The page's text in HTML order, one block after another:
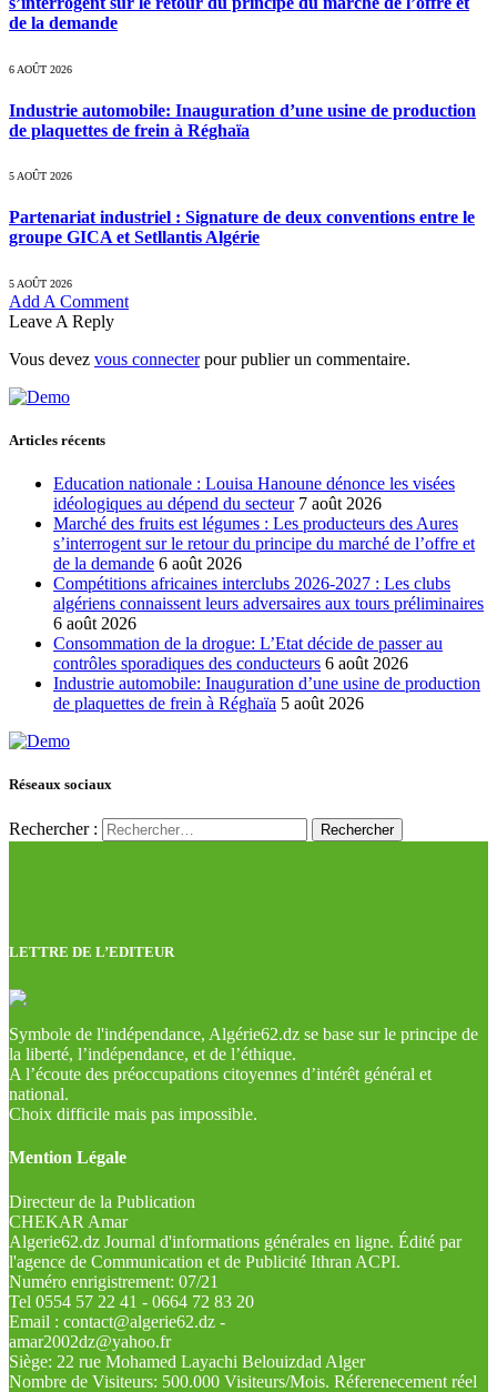
de la demande
6 AOÛT 2026
Industrie automobile: Inauguration d’une usine de production
de plaquettes de frein à Réghaïa
5 AOÛT 2026
Partenariat industriel : Signature de deux conventions entre le
groupe GICA et Setllantis Algérie
5 AOÛT 2026
Add A Comment
Leave A Reply
Vous devez vous connecterpour publier un commentaire.
Articles récents
Education nationale : Louisa Hanoune dénonce les visées
idéologiques au dépend du secteur 7 août 2026
Marché des fruits est légumes : Les producteurs des Aures
s’interrogent sur le retour du principe du marché de l’offre et
de la demande 6 août 2026
Compétitions africaines interclubs 2026-2027 : Les clubs
algériens connaissent leurs adversaires aux tours préliminaires
6 août 2026
Consommation de la drogue: L’Etat décide de passer au
contrôles sporadiques des conducteurs 6 août 2026
Industrie automobile: Inauguration d’une usine de production
de plaquettes de frein à Réghaïa 5 août 2026
Réseaux sociaux
Rechercher :
LETTRE DE L’EDITEUR
Symbole de l'indépendance, Algérie62.dz se base sur le principe de
la liberté, l’indépendance, et de l’éthique.
A l’écoute des préoccupations citoyennes d’intérêt général et
national.
Choix difficile mais pas impossible.
Mention Légale
Directeur de la Publication
CHEKAR Amar
Algerie62.dz Journal d'informations générales en ligne. Édité par
l'agence de Communication et de Publicité Ithran ACPI.
Numéro enrigistrement: 07/21
Tel 0554 57 22 41 - 0664 72 83 20
Email : contact@algerie62.dz -
amar2002dz@yahoo.fr
Siège: 22 rue Mohamed Layachi Belouizdad Alger
Nombre de Visiteurs: 500.000 Visiteurs/Mois. Réferenecement réel